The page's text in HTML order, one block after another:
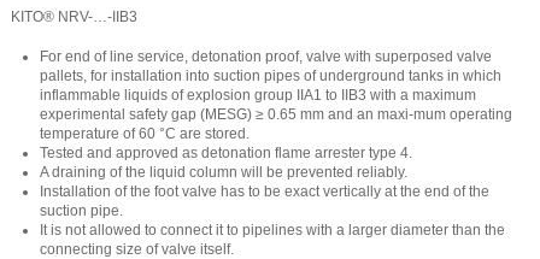
KITO® NRV-…-IIB3
For end of line service, detonation proof, valve with superposed valve
pallets, for installation into suction pipes of underground tanks in which
inflammable liquids of explosion group IIA1 to IIB3 with a maximum
experimental safety gap (MESG) ≥ 0.65 mm and an maxi-mum operating
temperature of 60 °C are stored.
Tested and approved as detonation flame arrester type 4.
A draining of the liquid column will be prevented reliably.
Installation of the foot valve has to be exact vertically at the end of the
suction pipe.
It is not allowed to connect it to pipelines with a larger diameter than the
connecting size of valve itself.